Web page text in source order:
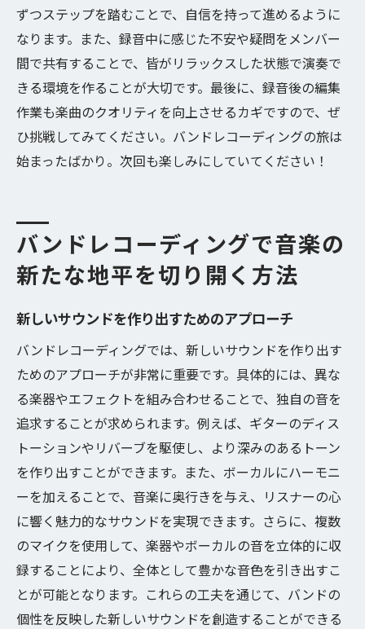
ずつステップを踏むことで、自信を持って進めるように
なります。また、録音中に感じた不安や疑問をメンバー
間で共有することで、皆がリラックスした状態で演奏で
きる環境を作ることが大切です。最後に、録音後の編集
作業も楽曲のクオリティを向上させるカギですので、ぜ
ひ挑戦してみてください。バンドレコーディングの旅は
始まったばかり。次回も楽しみにしていてください！
バンドレコーディングで音楽の
新たな地平を切り開く方法
新しいサウンドを作り出すためのアプローチ
バンドレコーディングでは、新しいサウンドを作り出す
ためのアプローチが非常に重要です。具体的には、異な
る楽器やエフェクトを組み合わせることで、独自の音を
追求することが求められます。例えば、ギターのディス
トーションやリバーブを駆使し、より深みのあるトーン
を作り出すことができます。また、ボーカルにハーモニ
ーを加えることで、音楽に奥行きを与え、リスナーの心
に響く魅力的なサウンドを実現できます。さらに、複数
のマイクを使用して、楽器やボーカルの音を立体的に収
録することにより、全体として豊かな音色を引き出すこ
とが可能となります。これらの工夫を通じて、バンドの
個性を反映した新しいサウンドを創造することができる